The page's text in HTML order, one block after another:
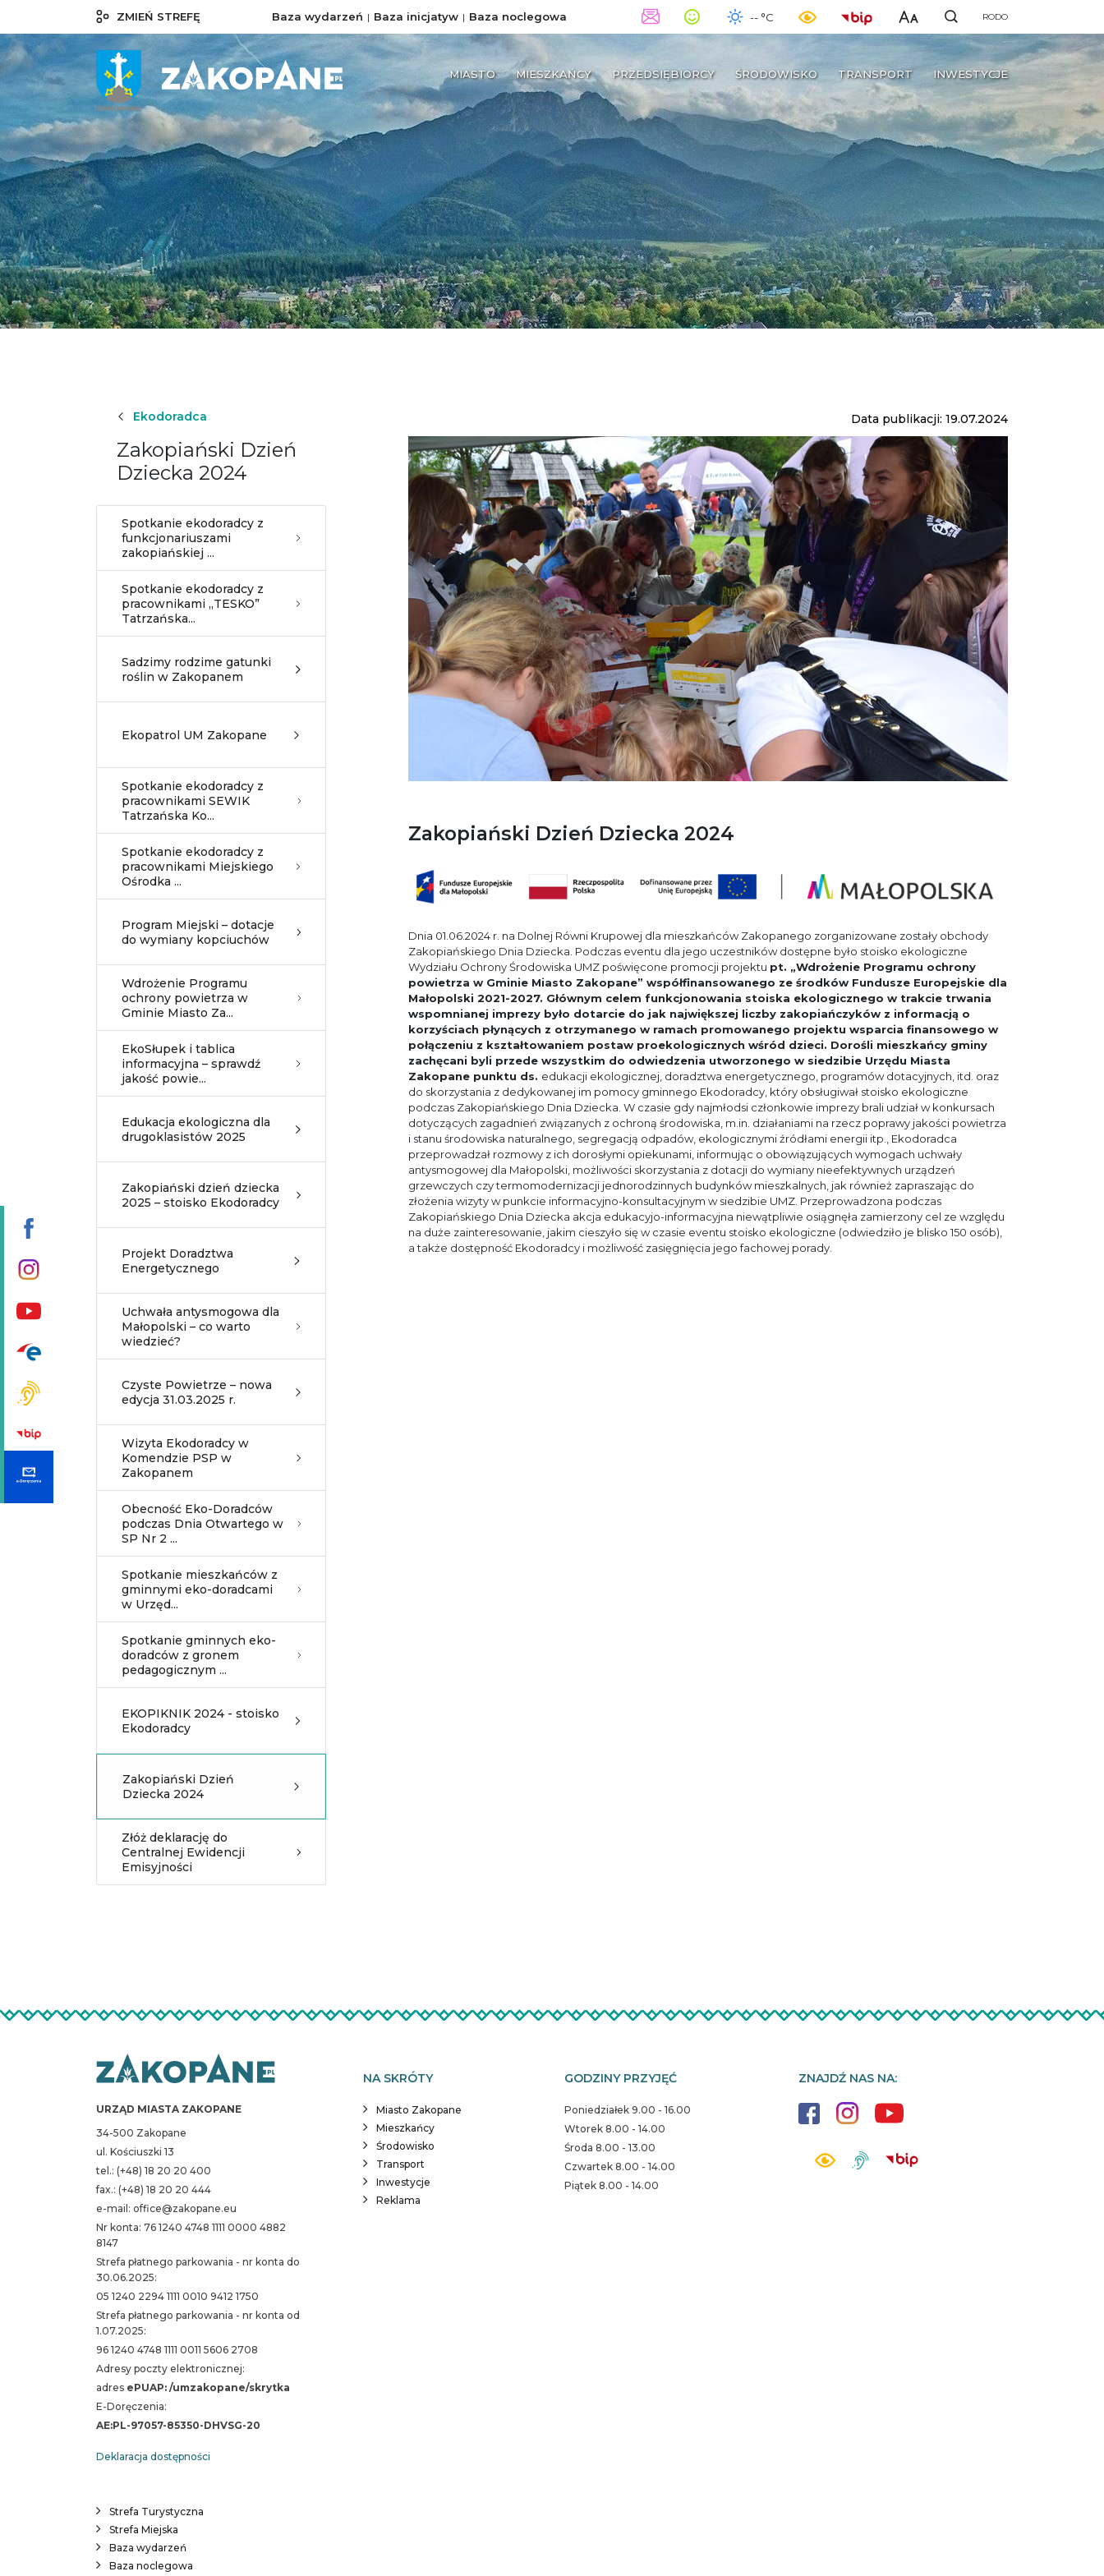
ZMIEŃ STREFĘ Baza wydarzeń Baza inicjatyw Baza noclegowa -- °C RODO
MIASTO MIESZKAŃCY PRZEDSIĘBIORCY ŚRODOWISKO TRANSPORT INWESTYCJE
Ekodoradca
Zakopiański Dzień
Dziecka 2024
Spotkanie ekodoradcy z
funkcjonariuszami
zakopiańskiej ...
Spotkanie ekodoradcy z
pracownikami ,,TESKO”
Tatrzańska...
Sadzimy rodzime gatunki
roślin w Zakopanem
Ekopatrol UM Zakopane
Spotkanie ekodoradcy z
pracownikami SEWIK
Tatrzańska Ko...
Spotkanie ekodoradcy z
pracownikami Miejskiego
Ośrodka ...
Program Miejski – dotacje
do wymiany kopciuchów
Wdrożenie Programu
ochrony powietrza w
Gminie Miasto Za...
EkoSłupek i tablica
informacyjna – sprawdź
jakość powie...
Edukacja ekologiczna dla
drugoklasistów 2025
Zakopiański dzień dziecka
2025 – stoisko Ekodoradcy
Projekt Doradztwa
Energetycznego
Uchwała antysmogowa dla
Małopolski – co warto
wiedzieć?
Czyste Powietrze – nowa
edycja 31.03.2025 r.
Wizyta Ekodoradcy w
Komendzie PSP w
Zakopanem
Obecność Eko-Doradców
podczas Dnia Otwartego w
SP Nr 2 ...
Spotkanie mieszkańców z
gminnymi eko-doradcami
w Urzęd...
Spotkanie gminnych eko-
doradców z gronem
pedagogicznym ...
EKOPIKNIK 2024 - stoisko
Ekodoradcy
Zakopiański Dzień
Dziecka 2024
Złóż deklarację do
Centralnej Ewidencji
Emisyjności
Data publikacji: 19.07.2024
Zakopiański Dzień Dziecka 2024
Dnia 01.06.2024 r. na Dolnej Równi Krupowej dla mieszkańców Zakopanego zorganizowane zostały obchody
Zakopiańskiego Dnia Dziecka. Podczas eventu dla jego uczestników dostępne było stoisko ekologiczne
Wydziału Ochrony Środowiska UMZ poświęcone promocji projektu pt. „Wdrożenie Programu ochrony
powietrza w Gminie Miasto Zakopane” współfinansowanego ze środków Fundusze Europejskie dla
Małopolski 2021-2027. Głównym celem funkcjonowania stoiska ekologicznego w trakcie trwania
wspomnianej imprezy było dotarcie do jak największej liczby zakopiańczyków z informacją o
korzyściach płynących z otrzymanego w ramach promowanego projektu wsparcia finansowego w
połączeniu z kształtowaniem postaw proekologicznych wśród dzieci. Dorośli mieszkańcy gminy
zachęcani byli przede wszystkim do odwiedzenia utworzonego w siedzibie Urzędu Miasta
Zakopane punktu ds. edukacji ekologicznej, doradztwa energetycznego, programów dotacyjnych, itd. oraz
do skorzystania z dedykowanej im pomocy gminnego Ekodoradcy, który obsługiwał stoisko ekologiczne
podczas Zakopiańskiego Dnia Dziecka. W czasie gdy najmłodsi członkowie imprezy brali udział w konkursach
dotyczących zagadnień związanych z ochroną środowiska, m.in. działaniami na rzecz poprawy jakości powietrza
i stanu środowiska naturalnego, segregacją odpadów, ekologicznymi źródłami energii itp., Ekodoradca
przeprowadzał rozmowy z ich dorosłymi opiekunami, informując o obowiązujących wymogach uchwały
antysmogowej dla Małopolski, możliwości skorzystania z dotacji do wymiany nieefektywnych urządzeń
grzewczych czy termomodernizacji jednorodzinnych budynków mieszkalnych, jak również zapraszając do
złożenia wizyty w punkcie informacyjno-konsultacyjnym w siedzibie UMZ. Przeprowadzona podczas
Zakopiańskiego Dnia Dziecka akcja edukacyjo-informacyjna niewątpliwie osiągnęła zamierzony cel ze względu
na duże zainteresowanie, jakim cieszyło się w czasie eventu stoisko ekologiczne (odwiedziło je blisko 150 osób),
a także dostępność Ekodoradcy i możliwość zasięgnięcia jego fachowej porady.
URZĄD MIASTA ZAKOPANE
34-500 Zakopane
ul. Kościuszki 13
tel.: (+48) 18 20 20 400
fax.: (+48) 18 20 20 444
e-mail: office@zakopane.eu
Nr konta: 76 1240 4748 1111 0000 4882
8147
Strefa płatnego parkowania - nr konta do
30.06.2025:
05 1240 2294 1111 0010 9412 1750
Strefa płatnego parkowania - nr konta od
1.07.2025:
96 1240 4748 1111 0011 5606 2708
Adresy poczty elektronicznej:
adres ePUAP: /umzakopane/skrytka
E-Doręczenia:
AE:PL-97057-85350-DHVSG-20
Deklaracja dostępności
Strefa Turystyczna
Strefa Miejska
Baza wydarzeń
Baza noclegowa
NA SKRÓTY
Miasto Zakopane
Mieszkańcy
Środowisko
Transport
Inwestycje
Reklama
GODZINY PRZYJĘĆ
Poniedziałek 9.00 - 16.00
Wtorek 8.00 - 14.00
Środa 8.00 - 13.00
Czwartek 8.00 - 14.00
Piątek 8.00 - 14.00
ZNAJDŹ NAS NA: